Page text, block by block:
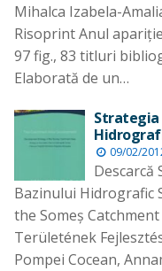
Mihalca Izabela-
Risoprint Anul
97 fig., 83 titluri
Elaborată de un…
Strategia
09/02/
Descarcă
Bazinului Hidrografic
the Someş
Területének
Pompei Cocean,